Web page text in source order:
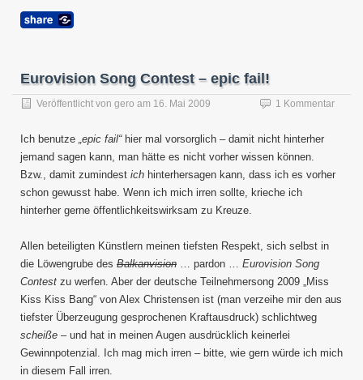
Eurovision Song Contest – epic fail!
Veröffentlicht von gero am 16. Mai 2009 1 Kommentar
Ich benutze „epic fail“hier mal vorsorglich – damit nicht hinterher
jemand sagen kann, man hätte es nicht vorher wissen können.
Bzw., damit zumindest ich hinterhersagen kann, dass ich es vorher
schon gewusst habe. Wenn ich mich irren sollte, krieche ich
hinterher gerne öffentlichkeitswirksam zu Kreuze.
Allen beteiligten Künstlern meinen tiefsten Respekt, sich selbst in
die Löwengrube des Balkanvision … pardon … Eurovision Song
Contest zu werfen. Aber der deutsche Teilnehmersong 2009 „Miss
Kiss Kiss Bang“ von Alex Christensen ist (man verzeihe mir den aus
tiefster Überzeugung gesprochenen Kraftausdruck) schlichtweg
scheiße – und hat in meinen Augen ausdrücklich keinerlei
Gewinnpotenzial. Ich mag mich irren – bitte, wie gern würde ich mich
in diesem Fall irren.